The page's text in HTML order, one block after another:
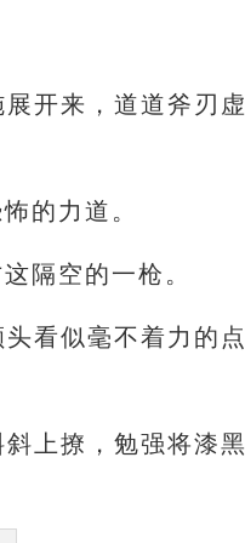
开来，道道斧刃虚
的力道。
隔空的一枪。
看似毫不着力的点
上撩，勉强将漆黑